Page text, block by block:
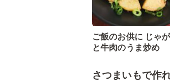
ご飯のお供に じゃ
と牛肉のうま炒め
さつまいもで作